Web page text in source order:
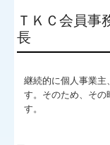
ＴＫＣ会員事
長
継続的に個人事業主
す。そのため、その
す。